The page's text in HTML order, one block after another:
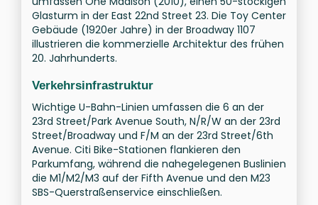
Glasturm in der East 22nd Street 23. Die Toy Center
Gebäude (1920er Jahre) in der Broadway 1107
illustrieren die kommerzielle Architektur des frühen
20. Jahrhunderts.
Verkehrsinfrastruktur
Wichtige U-Bahn-Linien umfassen die 6 an der
23rd Street/Park Avenue South, N/R/W an der 23rd
Street/Broadway und F/M an der 23rd Street/6th
Avenue. Citi Bike-Stationen flankieren den
Parkumfang, während die nahegelegenen Buslinien
die M1/M2/M3 auf der Fifth Avenue und den M23
SBS-Querstraßenservice einschließen.